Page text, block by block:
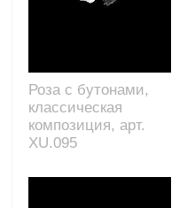
Роза с бутонами,
классическая
композиция, арт.
XU.095